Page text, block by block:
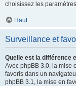
choisissez les
Haut
Surveillance et
Quelle est la différence
Avec phpBB 3.0, la mise
favoris dans un
phpBB 3.1, la mise en